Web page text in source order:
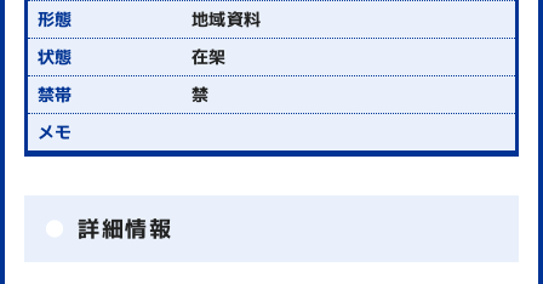
地域資料
在架
禁
詳細情報